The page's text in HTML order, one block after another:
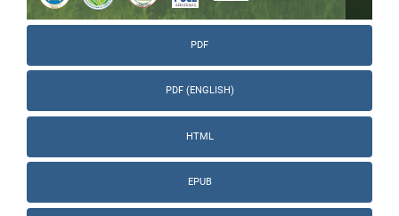
PDF
PDF (ENGLISH)
HTML
EPUB